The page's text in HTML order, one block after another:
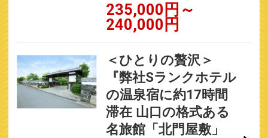
235,000円～
240,000円
＜ひとりの贅沢＞
『弊社Sランクホテル
の温泉宿に約17時間
滞在 山口の格式ある
名旅館「北門屋敷」